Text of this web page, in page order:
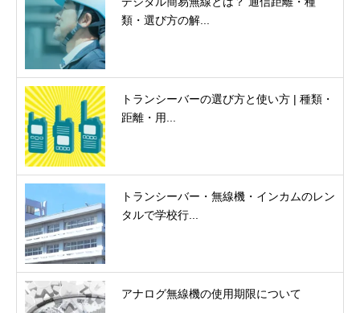
類・選び方の解...
トランシーバーの選び方と使い方 | 種類・
距離・用...
トランシーバー・無線機・インカムのレン
タルで学校行...
アナログ無線機の使用期限について